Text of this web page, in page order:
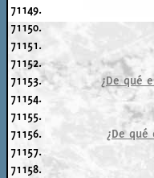
71149.
71150.
71151.
71152.
71153.
¿De qué
71154.
71155.
71156.
¿De
71157.
71158.